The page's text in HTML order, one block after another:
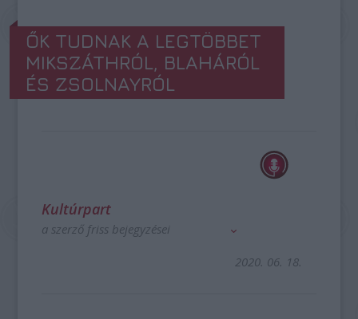
ŐK TUDNAK A LEGTÖBBET
MIKSZÁTHRÓL, BLAHÁRÓL
ÉS ZSOLNAYRÓL
Kultúrpart
a szerző friss bejegyzései
2020. 06. 18.